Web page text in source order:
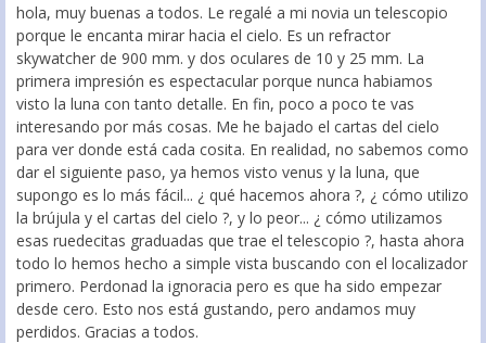
hola, muy buenas a todos. Le regalé a mi novia un telescopio
porque le encanta mirar hacia el cielo. Es un refractor
skywatcher de 900 mm. y dos oculares de 10 y 25 mm. La
primera impresión es espectacular porque nunca habiamos
visto la luna con tanto detalle. En fin, poco a poco te vas
interesando por más cosas. Me he bajado el cartas del cielo
para ver donde está cada cosita. En realidad, no sabemos como
dar el siguiente paso, ya hemos visto venus y la luna, que
supongo es lo más fácil... ¿ qué hacemos ahora ?, ¿ cómo utilizo
la brújula y el cartas del cielo ?, y lo peor... ¿ cómo utilizamos
esas ruedecitas graduadas que trae el telescopio ?, hasta ahora
todo lo hemos hecho a simple vista buscando con el localizador
primero. Perdonad la ignoracia pero es que ha sido empezar
desde cero. Esto nos está gustando, pero andamos muy
perdidos. Gracias a todos.